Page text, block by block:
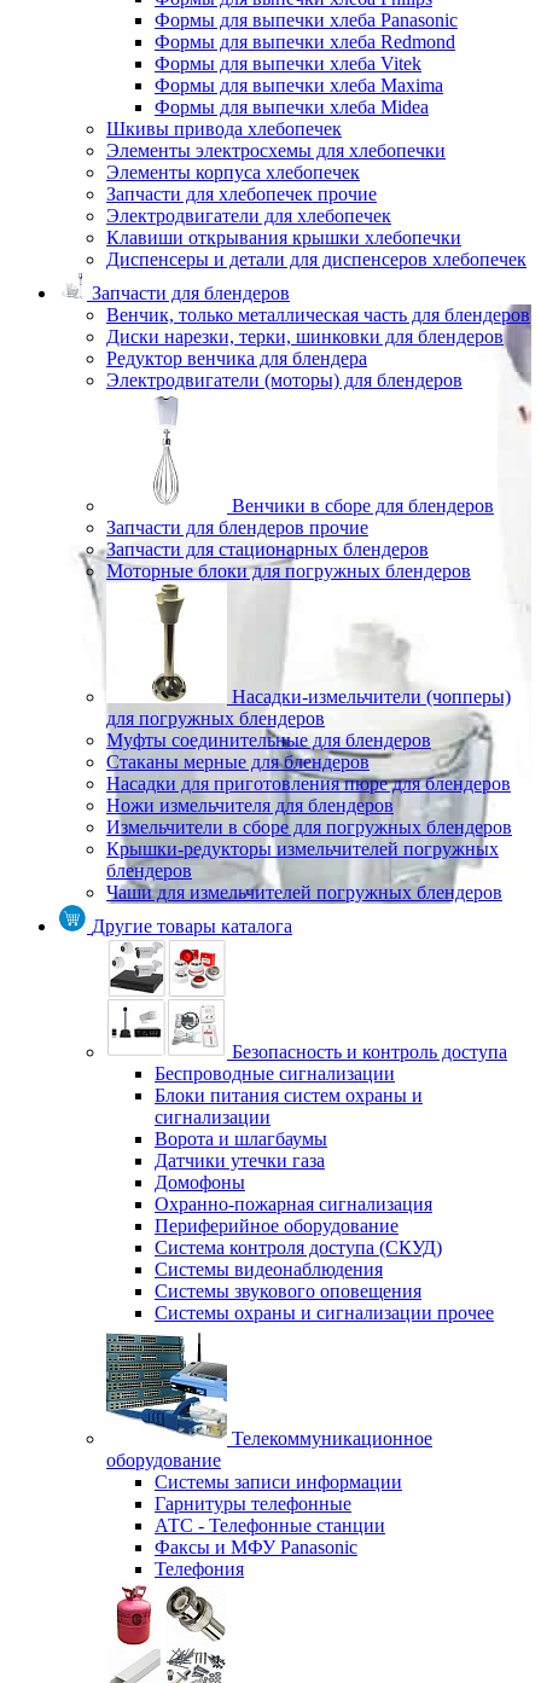
Формы для выпечки хлеба Panasonic
Формы для выпечки хлеба Redmond
Формы для выпечки хлеба Vitek
Формы для выпечки хлеба Maxima
Формы для выпечки хлеба Midea
Шкивы привода хлебопечек
Элементы электросхемы для хлебопечки
Элементы корпуса хлебопечек
Запчасти для хлебопечек прочие
Электродвигатели для хлебопечек
Клавиши открывания крышки хлебопечки
Диспенсеры и детали для диспенсеров хлебопечек
Запчасти для блендеров
Венчик, только металлическая часть для блендеров
Диски нарезки, терки, шинковки для блендеров
Редуктор венчика для блендера
Электродвигатели (моторы) для блендеров
Венчики в сборе для блендеров
Запчасти для блендеров прочие
Запчасти для стационарных блендеров
Моторные блоки для погружных блендеров
Насадки-измельчители (чопперы)
для погружных блендеров
Муфты соединительные для блендеров
Стаканы мерные для блендеров
Насадки для приготовления пюре для блендеров
Ножи измельчителя для блендеров
Измельчители в сборе для погружных блендеров
Крышки-редукторы измельчителей погружных
блендеров
Чаши для измельчителей погружных блендеров
Другие товары каталога
Безопасность и контроль доступа
Беспроводные сигнализации
Блоки питания систем охраны и
сигнализации
Ворота и шлагбаумы
Датчики утечки газа
Домофоны
Охранно-пожарная сигнализация
Периферийное оборудование
Система контроля доступа (СКУД)
Системы видеонаблюдения
Системы звукового оповещения
Системы охраны и сигнализации прочее
Телекоммуникационное
оборудование
Системы записи информации
Гарнитуры телефонные
АТС - Телефонные станции
Факсы и МФУ Panasonic
Телефония